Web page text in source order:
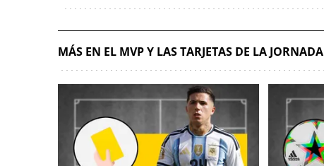
MÁS EN EL MVP Y LAS TARJETAS DE LA JORNADA